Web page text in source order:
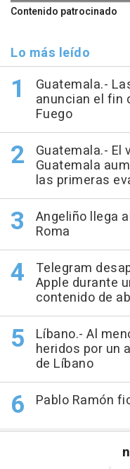
Contenido patrocinado
Lo más leído
Guatemala.-
anuncian el fin
Fuego
Guatemala.- El
Guatemala
las primeras
Angeliño llega
Roma
Telegram
Apple durante
contenido de
Líbano.- Al
heridos por un
de Líbano
Pablo Ramón